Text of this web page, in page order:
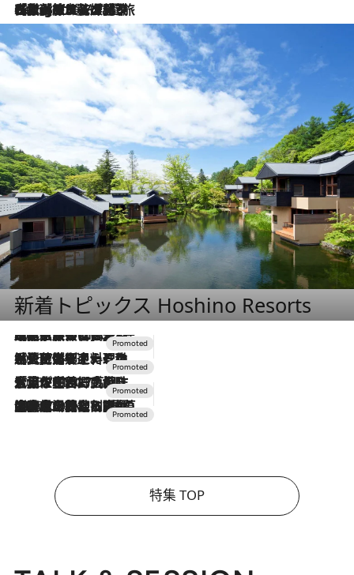
2026.8.4
【厳選旅コスメ】「紫外線＆乾燥対策しながらメイク感も！」ヘア＆メイクGeorgeが選んだ夏旅ベストコスメを発表！【Mサイズジップ】
新着トピックス Hoshino Resorts
2026.7.31
【ホテル帰省】という選択肢をOMOが提案。家族とほどよい距離を保つには「昼は実家、夜は気兼ねなくホテルで！」
2026.7.24
【夏限定ディナーコース】旬を迎える稚鮎や花ズッキーニなどをイタリア・トスカーナの郷土料理の手法で満喫！
2026.7.17
「土佐和ハーブかき氷」がOMO7高知に登場！生姜、山椒、大葉など目にも舌にも涼を呼ぶ郷土の味
2026.7.10
NEW OPEN！【界 草津】名湯の地に誕生。趣の異なる2種の温泉と上州ならではの会席・蕎麦割烹など美食を味わう究極の癒やし旅
特集 TOP